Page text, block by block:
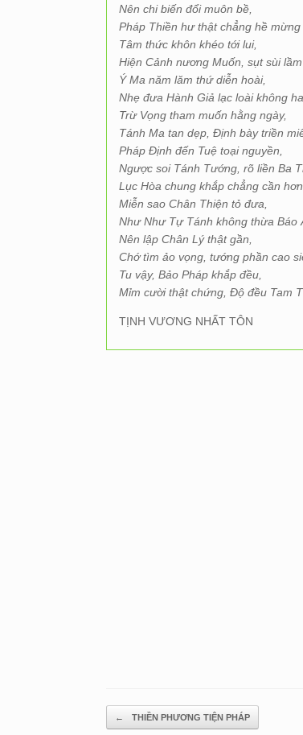
Nên chi biến đổi muôn bề,
Pháp Thiền hư thật chẳng hề mừng
Tâm thức khôn khéo tới lui,
Hiện Cảnh nương Muốn, sụt sùi lầm
Ý Ma năm lăm thứ diễn hoài,
Nhẹ đưa Hành Giả lạc loài không
Trừ Vọng tham muốn hằng ngày,
Tánh Ma tan dẹp, Định bày triền
Pháp Định đến Tuệ toại nguyền,
Ngược soi Tánh Tướng, rõ liền Ba
Lục Hòa chung khắp chẳng cần hơn
Miễn sao Chân Thiện tỏ đưa,
Như Như Tự Tánh không thừa Báo
Nên lập Chân Lý thật gần,
Chớ tìm ảo vọng, tướng phần cao
Tu vậy, Bảo Pháp khắp đều,
Mỉm cười thật chứng, Độ đều Tam
TỊNH VƯƠNG NHẤT TÔN
Post navigation
← THIỀN PHƯƠNG TIỆN PHÁP